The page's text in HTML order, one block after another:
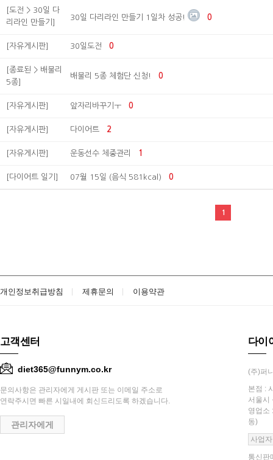
[도전 > 30일 다
리라인 만들기]
30일 다리라인 만들기 1일차 성공! 0
[자유게시판] 30일도전 0
[종료된 > 배불리
5종]
배불리 5종 체험단 신청! 0
[자유게시판] 앞자리바꾸기ㅜ 0
[자유게시판] 다이어트 2
[자유게시판] 운동선수 체중관리 1
[다이어트 일기] 07월 15일 (음식 581kcal) 0
1
개인정보취급방침 제휴문의 이용약관
고객센터
diet365@funnym.co.kr
문의사항은 관리자에게 게시판 또는 이메일 주소로
연락주시면 빠른 시일내에 회신드리도록 하겠습니다.
관리자에게
다이
(주)퍼
본점 :
서울시
영업소
동)
사업
통신판